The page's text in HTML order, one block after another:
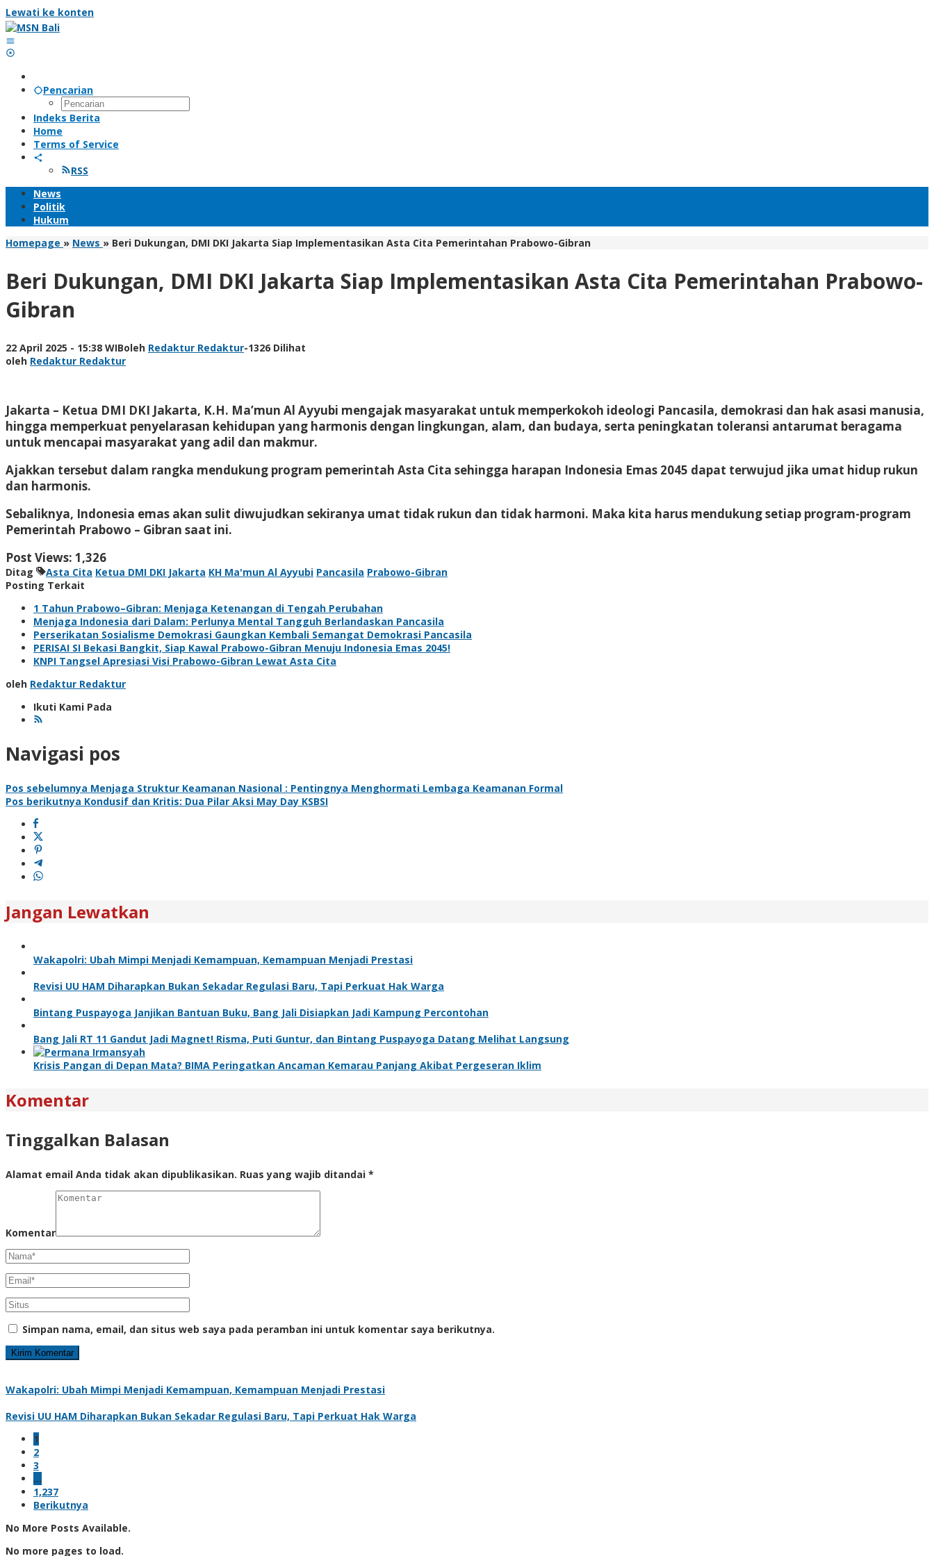
Lewati ke konten
Pencarian
Indeks Berita
Home
Terms of Service
RSS
News
Politik
Hukum
Homepage » News » Beri Dukungan, DMI DKI Jakarta Siap Implementasikan Asta Cita Pemerintahan Prabowo-Gibran
Beri Dukungan, DMI DKI Jakarta Siap Implementasikan Asta Cita Pemerintahan Prabowo-
Gibran
22 April 2025 - 15:38 WIBoleh Redaktur Redaktur-1326 Dilihat
oleh Redaktur Redaktur
Jakarta – Ketua DMI DKI Jakarta, K.H. Ma’mun Al Ayyubi mengajak masyarakat untuk memperkokoh ideologi Pancasila, demokrasi dan hak asasi manusia,
hingga memperkuat penyelarasan kehidupan yang harmonis dengan lingkungan, alam, dan budaya, serta peningkatan toleransi antarumat beragama
untuk mencapai masyarakat yang adil dan makmur.
Ajakkan tersebut dalam rangka mendukung program pemerintah Asta Cita sehingga harapan Indonesia Emas 2045 dapat terwujud jika umat hidup rukun
dan harmonis.
Sebaliknya, Indonesia emas akan sulit diwujudkan sekiranya umat tidak rukun dan tidak harmoni. Maka kita harus mendukung setiap program-program
Pemerintah Prabowo – Gibran saat ini.
Post Views: 1,326
Ditag Asta Cita Ketua DMI DKI Jakarta KH Ma'mun Al Ayyubi Pancasila Prabowo-Gibran
Posting Terkait
1 Tahun Prabowo–Gibran: Menjaga Ketenangan di Tengah Perubahan
Menjaga Indonesia dari Dalam: Perlunya Mental Tangguh Berlandaskan Pancasila
Perserikatan Sosialisme Demokrasi Gaungkan Kembali Semangat Demokrasi Pancasila
PERISAI SI Bekasi Bangkit, Siap Kawal Prabowo-Gibran Menuju Indonesia Emas 2045!
KNPI Tangsel Apresiasi Visi Prabowo-Gibran Lewat Asta Cita
oleh Redaktur Redaktur
Ikuti Kami Pada
Navigasi pos
Pos sebelumnya Menjaga Struktur Keamanan Nasional : Pentingnya Menghormati Lembaga Keamanan Formal
Pos berikutnya Kondusif dan Kritis: Dua Pilar Aksi May Day KSBSI
Jangan Lewatkan
Wakapolri: Ubah Mimpi Menjadi Kemampuan, Kemampuan Menjadi Prestasi
Revisi UU HAM Diharapkan Bukan Sekadar Regulasi Baru, Tapi Perkuat Hak Warga
Bintang Puspayoga Janjikan Bantuan Buku, Bang Jali Disiapkan Jadi Kampung Percontohan
Bang Jali RT 11 Gandut Jadi Magnet! Risma, Puti Guntur, dan Bintang Puspayoga Datang Melihat Langsung
Krisis Pangan di Depan Mata? BIMA Peringatkan Ancaman Kemarau Panjang Akibat Pergeseran Iklim
Komentar
Tinggalkan Balasan
Alamat email Anda tidak akan dipublikasikan. Ruas yang wajib ditandai *
Komentar
Simpan nama, email, dan situs web saya pada peramban ini untuk komentar saya berikutnya.
Wakapolri: Ubah Mimpi Menjadi Kemampuan, Kemampuan Menjadi Prestasi
Revisi UU HAM Diharapkan Bukan Sekadar Regulasi Baru, Tapi Perkuat Hak Warga
1
2
3
…
1,237
Berikutnya
No More Posts Available.
No more pages to load.